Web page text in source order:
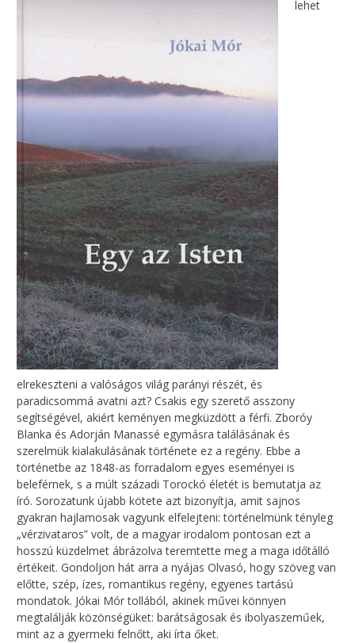
lehet
elrekeszteni a valóságos világ parányi részét, és
paradicsommá avatni azt? Csakis egy szerető asszony
segítségével, akiért keményen megküzdött a férfi. Zboróy
Blanka és Adorján Manassé egymásra találásának és
szerelmük kialakulásának története ez a regény. Ebbe a
történetbe az 1848-as forradalom egyes eseményei is
beleférnek, s a múlt századi Torockó életét is bemutatja az
író. Sorozatunk újabb kötete azt bizonyítja, amit sajnos
gyakran hajlamosak vagyunk elfelejteni: történelmünk tényleg
„vérzivataros” volt, de a magyar irodalom pontosan ezt a
hosszú küzdelmet ábrázolva teremtette meg a maga időtálló
értékeit. Gondoljon hát arra a nyájas Olvasó, hogy szöveg van
előtte, szép, ízes, romantikus regény, egyenes tartású
mondatok. Jókai Mór tollából, akinek művei könnyen
megtalálják közönségüket: barátságosak és ibolyaszeműek,
mint az a gyermeki felnőtt, aki írta őket.